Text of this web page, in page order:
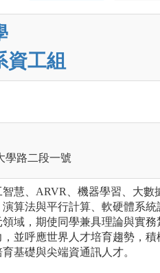
資工組
學路二段一號
慧、ARVR、機器學習、大數
算法與平行計算、軟硬體系統
域，期使同學兼具理論與實務
並呼應世界人才培育趨勢，積
基礎與尖端資通訊人才。